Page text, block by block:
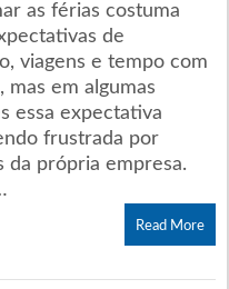
as férias costuma
de
viagens e tempo com
mas em algumas
essa expectativa
frustrada por
da própria empresa.
Read More